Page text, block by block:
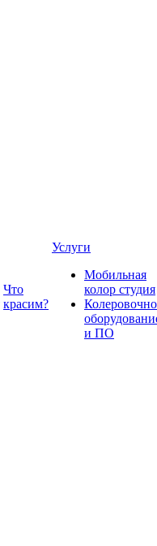
Что
красим?
Услуги
Мобильная
колор студия
и ПО